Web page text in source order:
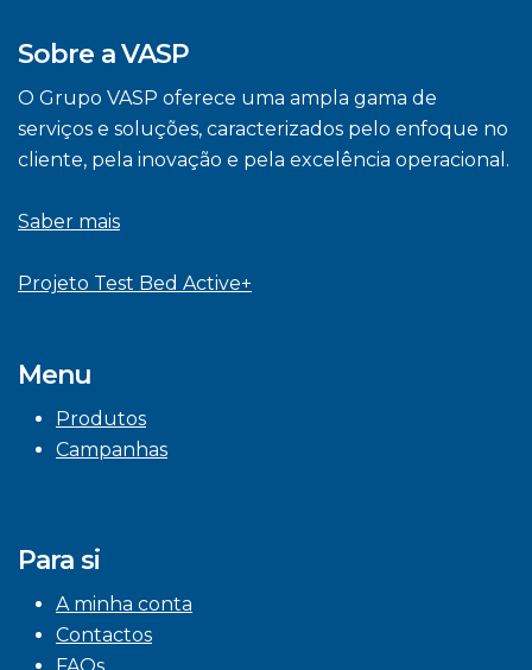
Sobre a VASP
O Grupo VASP oferece uma ampla gama de
serviços e soluções, caracterizados pelo enfoque no
cliente, pela inovação e pela excelência operacional.
Saber mais
Projeto Test Bed Active+
Menu
Produtos
Campanhas
Para si
A minha conta
Contactos